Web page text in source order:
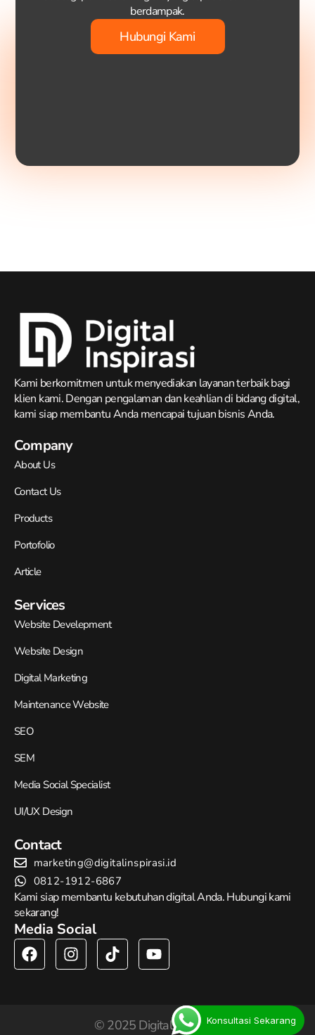
berdampak.
Hubungi Kami
Kami berkomitmen untuk menyediakan layanan terbaik bagi
klien kami. Dengan pengalaman dan keahlian di bidang digital,
kami siap membantu Anda mencapai tujuan bisnis Anda.
Company
About Us
Contact Us
Products
Portofolio
Article
Services
Website Develepment
Website Design
Digital Marketing
Maintenance Website
SEO
SEM
Media Social Specialist
UI/UX Design
Contact
marketing@digitalinspirasi.id
0812-1912-6867
Kami siap membantu kebutuhan digital Anda. Hubungi kami
sekarang!
Media Social
F
a
I
n
Y
o
b
© 2025 Digital InspirasiKonsultasi Sekarang